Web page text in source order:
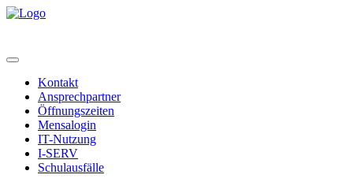
Kontakt
Ansprechpartner
Öffnungszeiten
Mensalogin
IT-Nutzung
I-SERV
Schulausfälle